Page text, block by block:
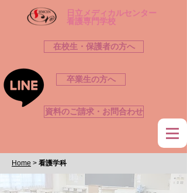
​日立メディカルセンター
看護専門学校
在校生・保護者の方へ
卒業生の方へ
資料のご請求・お問合わせ
Home > 看護学科